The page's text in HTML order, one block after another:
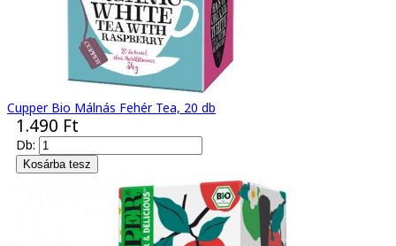
Cupper Bio Málnás Fehér Tea, 20 db
1.490 Ft
Db: